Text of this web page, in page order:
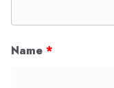
Name *